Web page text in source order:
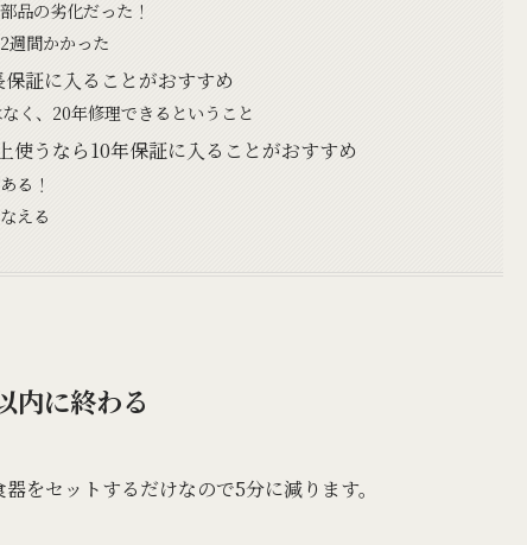
品の劣化だった！
週間かかった
証に入ることがおすすめ
く、20年修理できるということ
使うなら10年保証に入ることがおすすめ
る！
える
内に終わる
をセットするだけなので5分に減ります。